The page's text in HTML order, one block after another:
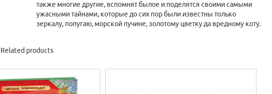
также многие другие, вспомнят былое и поделятся своими самыми
ужасными тайнами, которые до сих пор были известны только
зеркалу, попугаю, морской пучине, золотому цветку да вредному коту.
Related products